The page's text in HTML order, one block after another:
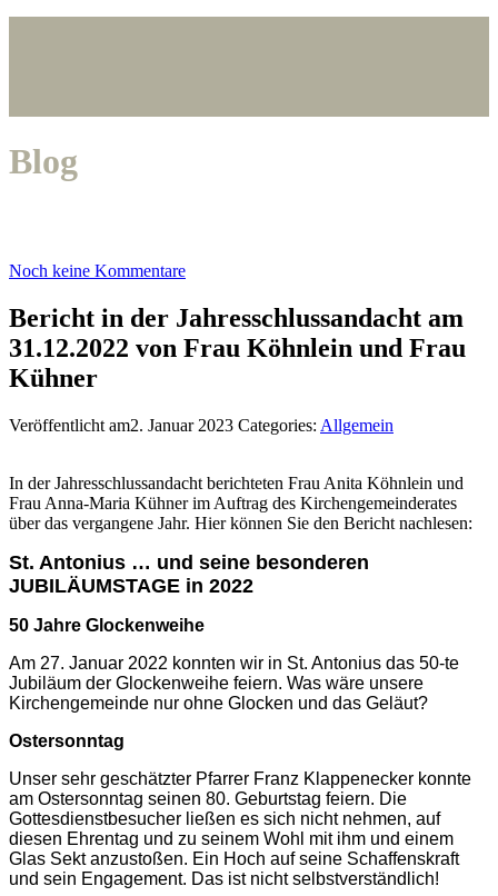
Blog
Noch keine Kommentare
Bericht in der Jahresschlussandacht am
31.12.2022 von Frau Köhnlein und Frau
Kühner
Veröffentlicht am2. Januar 2023 Categories: Allgemein
In der Jahresschlussandacht berichteten Frau Anita Köhnlein und
Frau Anna-Maria Kühner im Auftrag des Kirchengemeinderates
über das vergangene Jahr. Hier können Sie den Bericht nachlesen:
St. Antonius … und seine besonderen
JUBILÄUMSTAGE in 2022
50 Jahre Glockenweihe
Am 27. Januar 2022 konnten wir in St. Antonius das 50-te
Jubiläum der Glockenweihe feiern. Was wäre unsere
Kirchengemeinde nur ohne Glocken und das Geläut?
Ostersonntag
Unser sehr geschätzter Pfarrer Franz Klappenecker konnte
am Ostersonntag seinen 80. Geburtstag feiern. Die
Gottesdienstbesucher ließen es sich nicht nehmen, auf
diesen Ehrentag und zu seinem Wohl mit ihm und einem
Glas Sekt anzustoßen. Ein Hoch auf seine Schaffenskraft
und sein Engagement. Das ist nicht selbstverständlich!